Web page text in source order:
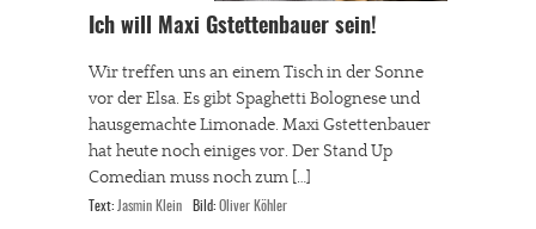
Ich will Maxi Gstettenbauer sein!
Wir treffen uns an einem Tisch in der Sonne
vor der Elsa. Es gibt Spaghetti Bolognese und
hausgemachte Limonade. Maxi Gstettenbauer
hat heute noch einiges vor. Der Stand Up
Comedian muss noch zum […]
Text: Jasmin Klein Bild: Oliver Köhler